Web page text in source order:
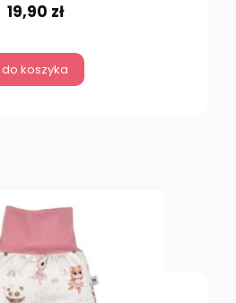
19,90 zł
do koszyka